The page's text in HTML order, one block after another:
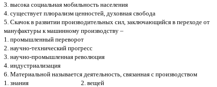
3. высока социальная мобильность населения
4. существует плюрализм ценностей, духовная свобода
5. Скачок в развитии производительных сил, заключающийся в переходе от
мануфактуры к машинному производству –
1. промышленный переворот
2. научно-технический прогресс
3. научно-промышленная революция
4. индустриализация
6. Материальной называется деятельность, связанная с производством
1. знания 2. вещей